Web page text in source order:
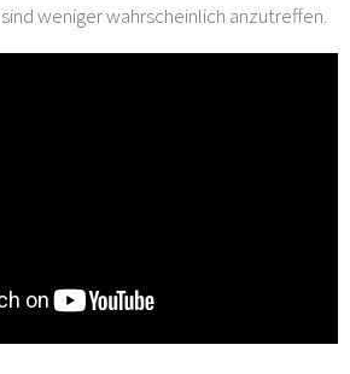
weniger wahrscheinlich anzutreffen.